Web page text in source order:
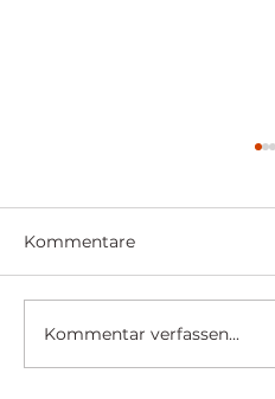
Kommentare
Kommentar verfassen...